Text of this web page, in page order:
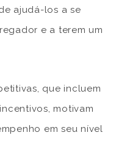
ajudá-los a se
e a terem um
que incluem
motivam
em seu nível